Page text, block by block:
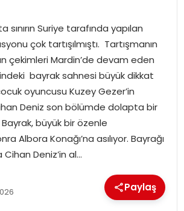
Suriye tarafında yapılan
çok tartışılmıştı. Tartışmanın
çekimleri Mardin’de devam eden
bayrak sahnesi büyük dikkat
oyuncusu Kuzey Gezer’in
Deniz son bölümde dolapta bir
büyük bir özenle
Albora Konağı’na asılıyor. Bayrağı
Cihan Deniz’in al…
Paylaş